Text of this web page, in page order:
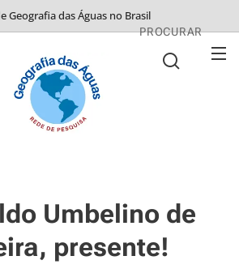
Geografia das Águas no Brasil
PROCURAR
Umbelino de
presente!